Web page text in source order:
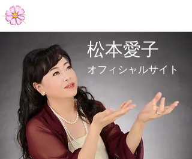
Aiko Matsumoto Official Site
​松本愛子
オフィシャルサイト